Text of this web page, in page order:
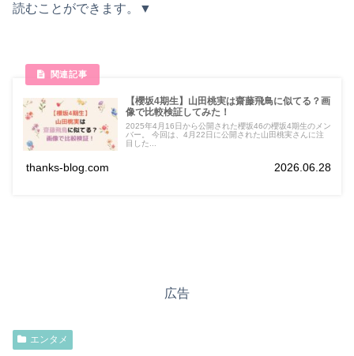
読むことができます。▼
【櫻坂4期生】山田桃実は齋藤飛鳥に似てる？画
像で比較検証してみた！
2025年4月16日から公開された櫻坂46の櫻坂4期生のメン
バー。 今回は、4月22日に公開された山田桃実さんに注
目した...
thanks-blog.com 2026.06.28
広告
エンタメ